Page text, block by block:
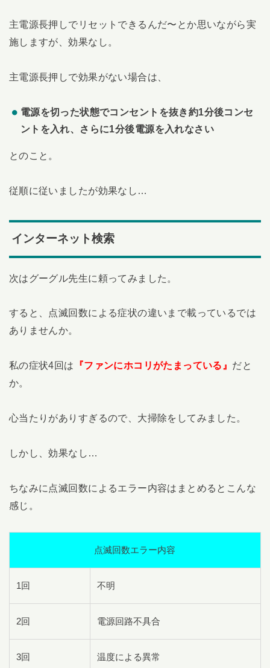
主電源長押しでリセットできるんだ〜とか思いながら実
施しますが、効果なし。
主電源長押しで効果がない場合は、
電源を切った状態でコンセントを抜き約1分後コンセ
ントを入れ、 さらに1分後電源を入れなさい
とのこと。
従順に従いましたが効果なし…
インターネット検索
次はグーグル先生に頼ってみました。
すると、点滅回数による症状の違いまで載っているでは
ありませんか。
私の症状4回は 『ファンにホコリがたまっている』 だと
か。
心当たりがありすぎるので、大掃除をしてみました。
しかし、効果なし…
ちなみに点滅回数によるエラー内容はまとめるとこんな
感じ。
点滅回数エラー内容
1回 不明
2回 電源回路不具合
3回 温度による異常